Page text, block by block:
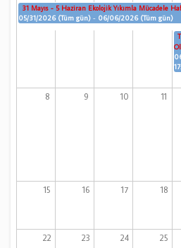
31 Mayıs - 5 Haziran Ekolojik Yıkımla Mücadele
05/31/2026 (Tüm gün) - 06/06/2026 (Tüm gün)
8 9 10 11
15 16 17 18
22 23 24 25